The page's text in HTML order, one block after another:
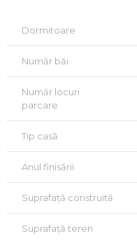
incalzire in
si confort
mp
Dormitoare
Număr băi
Număr locuri
parcare
Tip casă
Anul finisării
Suprafață construită
Suprafață teren